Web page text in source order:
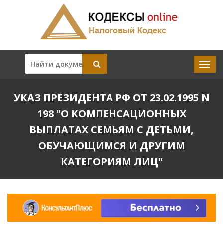
УКАЗ ПРЕЗИДЕНТА РФ ОТ 23.02.1995 N
198 "О КОМПЕНСАЦИОННЫХ
ВЫПЛАТАХ СЕМЬЯМ С ДЕТЬМИ,
ОБУЧАЮЩИМСЯ И ДРУГИМ
КАТЕГОРИЯМ ЛИЦ"